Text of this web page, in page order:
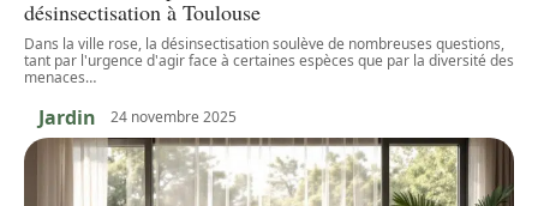
désinsectisation à Toulouse
Dans la ville rose, la désinsectisation soulève de nombreuses questions,
tant par l'urgence d'agir face à certaines espèces que par la diversité des
menaces…
Jardin 24 novembre 2025